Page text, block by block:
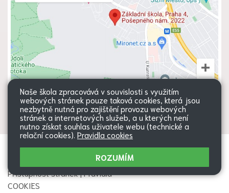
Všechna práva vyhrazena. Copyright
|Přihlásit|
Přístupnost stránek|Pravidla
COOKIES
Web školy
Naše škola zpracovává v souvislosti s využitím
webových stránek pouze taková cookies, která jsou
nezbytně nutná pro zajištění provozu webových
stránek a internetových služeb, a u kterých není
nutno získat souhlas uživatele webu (technické a
relační cookies). Pravidla cookies
ROZUMÍM